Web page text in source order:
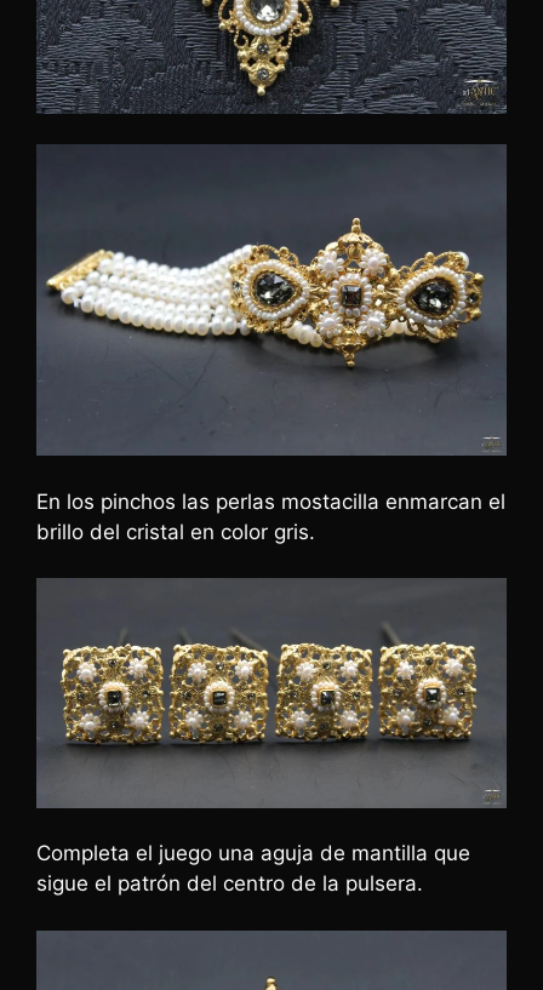
En los pinchos las perlas mostacilla enmarcan el
brillo del cristal en color gris.
Completa el juego una aguja de mantilla que
sigue el patrón del centro de la pulsera.